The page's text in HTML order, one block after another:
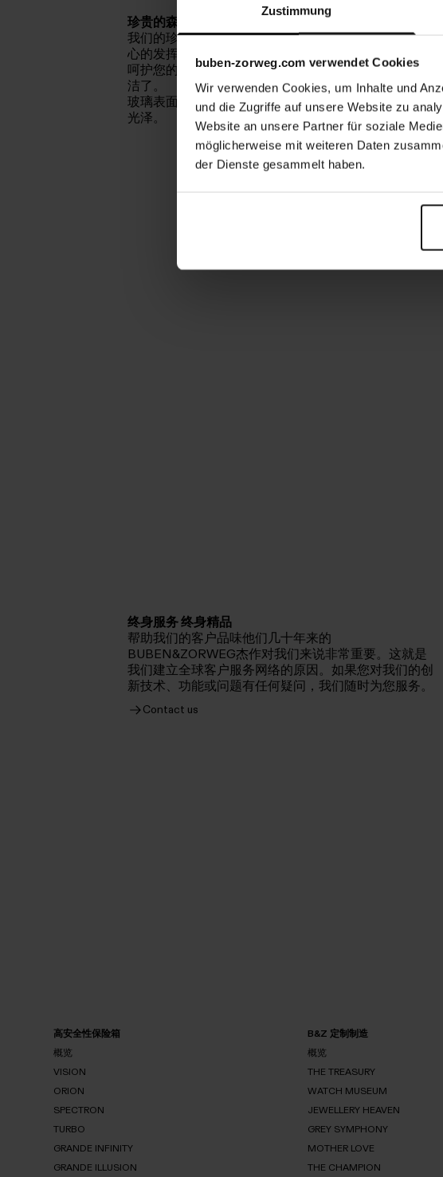
Zustimmung
buben-zorweg.com verwendet Cookies
Wir verwenden Cookies, um Inhalte und
und die Zugriffe auf unsere Website zu
Website an unsere Partner für soziale
möglicherweise mit weiteren Daten
der Dienste gesammelt haben.
珍贵的森林
我们的珍贵木材与精心挑选的纹理，揭示了一个鼓舞人
心的发挥优雅的细微差别，甚至有10层漆覆盖。但为了
呵护您的木材，我们建议一块无绒的湿布就足够用于清
洁了。
玻璃表面可以用玻璃清洁剂和超细纤维布保持其完美的
光泽。
终身服务 终身精品
帮助我们的客户品味他们几十年来的
BUBEN&ZORWEG杰作对我们来说非常重要。这就是
我们建立全球客户服务网络的原因。如果您对我们的创
新技术、功能或问题有任何疑问，我们随时为您服务。
Contact us
高安全性保险箱
概览
概
览
VISION
VISION
ORION
ORION
SPECTRON
SPECTRON
TURBO
TURBO
GRANDE INFINITY
GRANDE ILLUSION
B&Z 定制制造
概览
概
览
THE TREASURY
THE
TREASURY
WATCH MUSEUM
WATCH
MUSEUM
JEWELLERY HEAVEN
JEWELLERY
HEAVEN
GREY SYMPHONY
GREY
MOTHER LOVE
THE CHAMPION